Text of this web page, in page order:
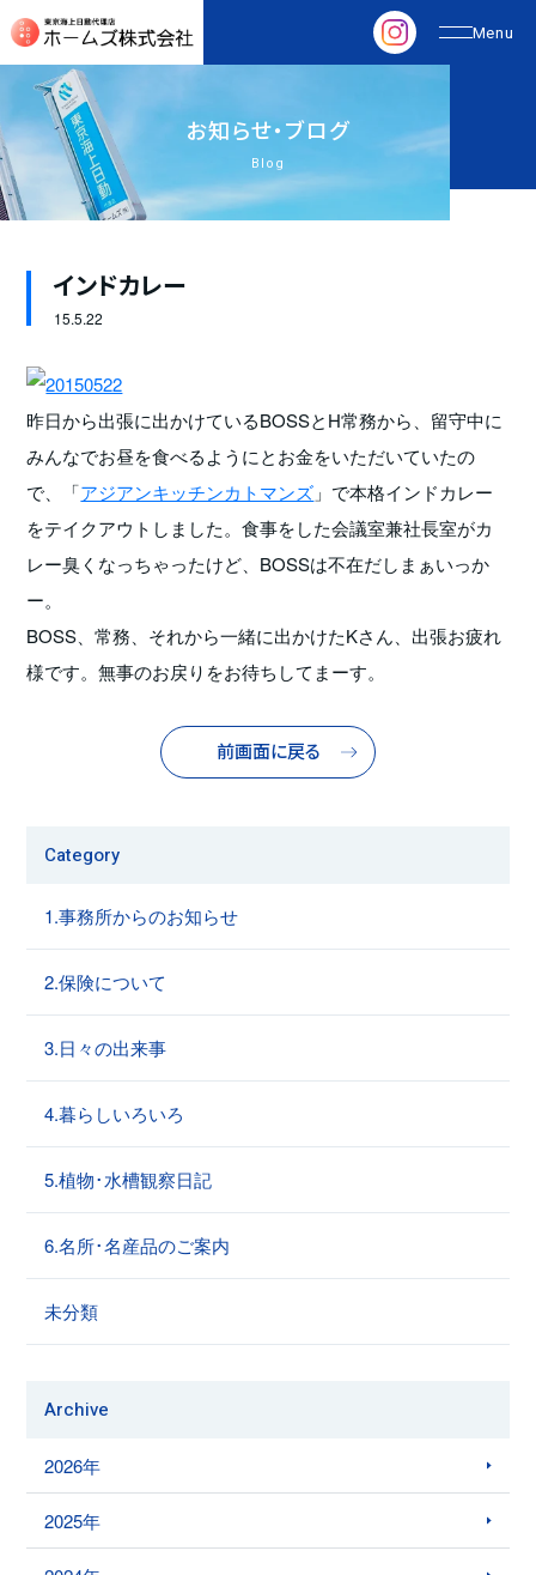
お知らせ・ブログ
Blog
インドカレー
15.5.22
昨日から出張に出かけているBOSSとH常務から、留守中に
みんなでお昼を食べるようにとお金をいただいていたの
で、「アジアンキッチンカトマンズ 」で本格インドカレー
をテイクアウトしました。食事をした会議室兼社長室がカ
レー臭くなっちゃったけど、BOSSは不在だしまぁいっか
ー。
BOSS、常務、それから一緒に出かけたKさん、出張お疲れ
様です。無事のお戻りをお待ちしてまーす。
前画面に戻る
Category
1.事務所からのお知らせ
2.保険について
3.日々の出来事
4.暮らしいろいろ
5.植物･水槽観察日記
6.名所･名産品のご案内
未分類
Archive
2026年
2025年